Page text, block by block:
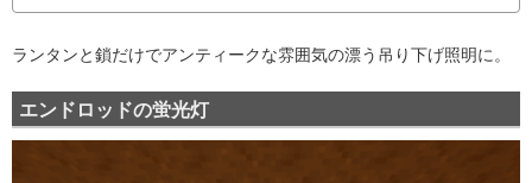
ランタンと鎖だけでアンティークな雰囲気の漂う吊り下げ照明に。
エンドロッドの蛍光灯